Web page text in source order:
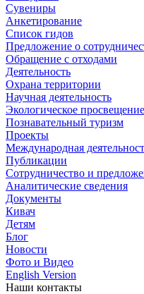
Сувениры
Анкетирование
Список гидов
Предложение о
Обращение с отходами
Деятельность
Охрана территории
Научная деятельность
Экологическое просвещение
Познавательный туризм
Проекты
Международная
Публикации
Сотрудничество и
Аналитические сведения
Документы
Кивач
Детям
Блог
Новости
Фото и Видео
English Version
Наши контакты